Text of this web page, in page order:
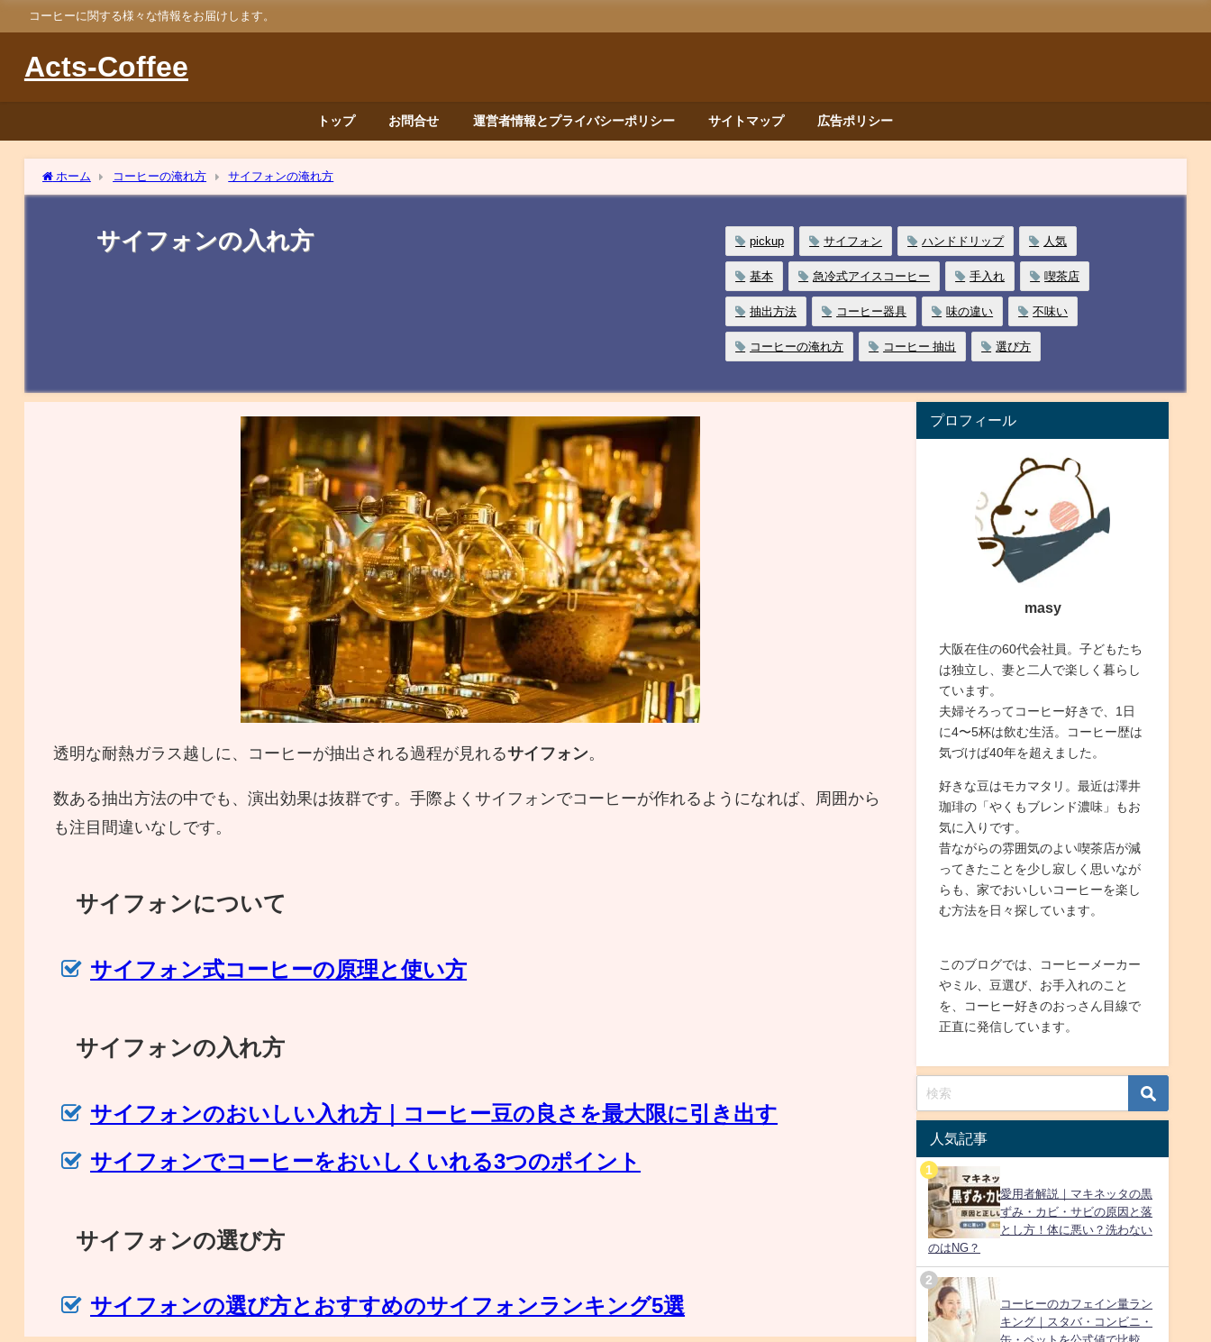
コーヒーに関する様々な情報をお届けします。
Acts-Coffee
トップ お問合せ 運営者情報とプライバシーポリシー サイトマップ 広告ポリシー
ホーム コーヒーの淹れ方 サイフォンの淹れ方
サイフォンの入れ方 pickup サイフォン ハンドドリップ 人気
基本 急冷式アイスコーヒー 手入れ 喫茶店
抽出方法 コーヒー器具 味の違い 不味い
コーヒーの淹れ方 コーヒー 抽出 選び方
透明な耐熱ガラス越しに、コーヒーが抽出される過程が見れるサイフォン。
数ある抽出方法の中でも、演出効果は抜群です。手際よくサイフォンでコーヒーが作れるようになれば、周囲から
も注目間違いなしです。
サイフォンについて
サイフォン式コーヒーの原理と使い方
サイフォンの入れ方
サイフォンのおいしい入れ方｜コーヒー豆の良さを最大限に引き出す
サイフォンでコーヒーをおいしくいれる3つのポイント
サイフォンの選び方
サイフォンの選び方とおすすめのサイフォンランキング5選
プロフィール
masy
大阪在住の60代会社員。子どもたち
は独立し、妻と二人で楽しく暮らし
ています。
夫婦そろってコーヒー好きで、1日
に4〜5杯は飲む生活。コーヒー歴は
気づけば40年を超えました。
好きな豆はモカマタリ。最近は澤井
珈琲の「やくもブレンド濃味」もお
気に入りです。
昔ながらの雰囲気のよい喫茶店が減
ってきたことを少し寂しく思いなが
らも、家でおいしいコーヒーを楽し
む方法を日々探しています。
このブログでは、コーヒーメーカー
やミル、豆選び、お手入れのこと
を、コーヒー好きのおっさん目線で
正直に発信しています。
人気記事
愛用者解説｜マキネッタの黒
ずみ・カビ・サビの原因と落
とし方！体に悪い？洗わない
のはNG？
コーヒーのカフェイン量ラン
キング｜スタバ・コンビニ・